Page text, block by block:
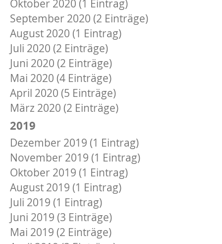
Oktober 2020 (1 Eintrag)
September 2020 (2 Einträge)
August 2020 (1 Eintrag)
Juli 2020 (2 Einträge)
Juni 2020 (2 Einträge)
Mai 2020 (4 Einträge)
April 2020 (5 Einträge)
März 2020 (2 Einträge)
2019
Dezember 2019 (1 Eintrag)
November 2019 (1 Eintrag)
Oktober 2019 (1 Eintrag)
August 2019 (1 Eintrag)
Juli 2019 (1 Eintrag)
Juni 2019 (3 Einträge)
Mai 2019 (2 Einträge)